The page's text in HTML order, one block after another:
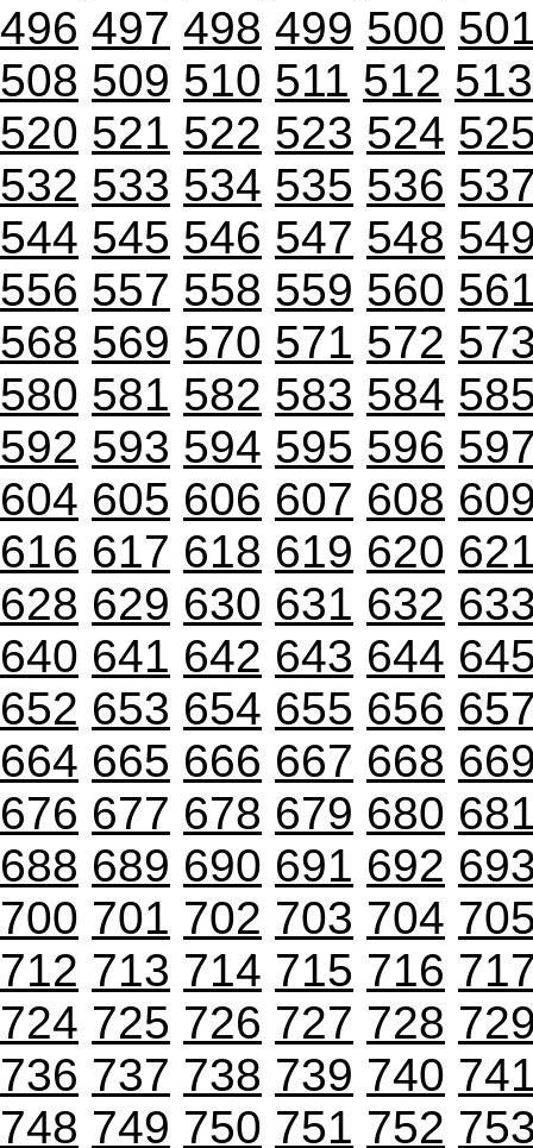
496 497 498 499 500
508 509 510 511 512 513
520 521 522 523 524
532 533 534 535 536
544 545 546 547 548
556 557 558 559 560
568 569 570 571 572
580 581 582 583 584
592 593 594 595 596
604 605 606 607 608
616 617 618 619 620
628 629 630 631 632
640 641 642 643 644
652 653 654 655 656
664 665 666 667 668
676 677 678 679 680
688 689 690 691 692
700 701 702 703 704
712 713 714 715 716
724 725 726 727 728
736 737 738 739 740
748 749 750 751 752